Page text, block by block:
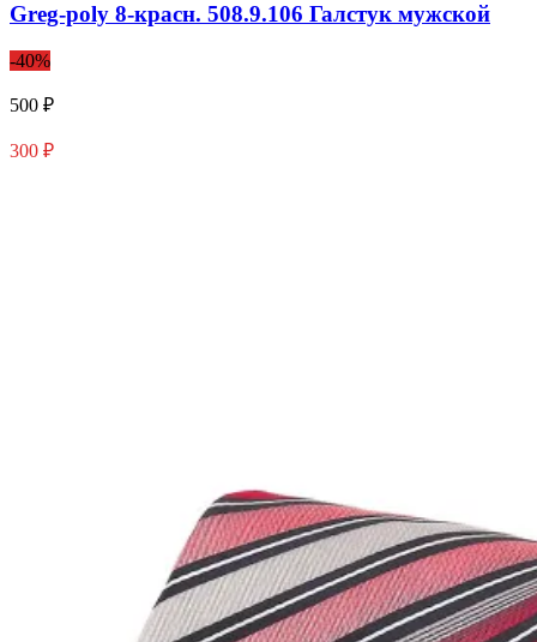
Greg-poly 8-красн. 508.9.106 Галстук мужской
-40%
500 ₽
300 ₽